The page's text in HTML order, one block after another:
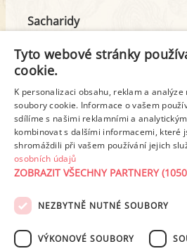
Sacharidy
z toho cukr
Tuk
z toho nas. mastné kyseliny
Detailní
PODMÍNKY UŽITÍ ZÁSADY OCHRANY
Tyto webové stránky
cookie.
K personalizaci obsahu, reklam a
soubory cookie. Informace o vašem
sdílíme s našimi reklamními a
kombinovat s dalšími informacemi, které
shromáždili při vašem používání jejich
osobních údajů
ZOBRAZIT VŠECHNY PARTNERY
NEZBYTNĚ NUTNÉ SOUBORY
VÝKONOVÉ SOUBORY